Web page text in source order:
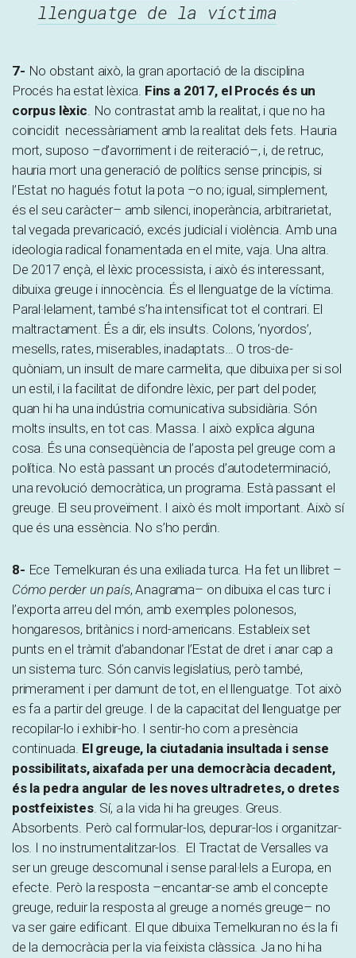
llenguatge de la víctima
7- No obstant això, la gran aportació de la disciplina
Procés ha estat lèxica. Fins a 2017, el Procés és un
corpus lèxic. No contrastat amb la realitat, i que no ha
coincidit necessàriament amb la realitat dels fets. Hauria
mort, suposo –d’avorriment i de reiteració–, i, de retruc,
hauria mort una generació de polítics sense principis, si
l’Estat no hagués fotut la pota –o no; igual, simplement,
és el seu caràcter– amb silenci, inoperància, arbitrarietat,
tal vegada prevaricació, excés judicial i violència. Amb una
ideologia radical fonamentada en el mite, vaja. Una altra.
De 2017 ençà, el lèxic processista, i això és interessant,
dibuixa greuge i innocència. És el llenguatge de la víctima.
Paral·lelament, també s’ha intensificat tot el contrari. El
maltractament. És a dir, els insults. Colons, ‘nyordos’,
mesells, rates, miserables, inadaptats… O tros-de-
quòniam, un insult de mare carmelita, que dibuixa per si sol
un estil, i la facilitat de difondre lèxic, per part del poder,
quan hi ha una indústria comunicativa subsidiària. Són
molts insults, en tot cas. Massa. I això explica alguna
cosa. És una conseqüència de l’aposta pel greuge com a
política. No està passant un procés d’autodeterminació,
una revolució democràtica, un programa. Està passant el
greuge. El seu proveïment. I això és molt important. Això sí
que és una essència. No s’ho perdin.
8- Ece Temelkuran és una exiliada turca. Ha fet un llibret –
Cómo perder un país, Anagrama– on dibuixa el cas turc i
l’exporta arreu del món, amb exemples polonesos,
hongaresos, britànics i nord-americans. Estableix set
punts en el tràmit d’abandonar l’Estat de dret i anar cap a
un sistema turc. Són canvis legislatius, però també,
primerament i per damunt de tot, en el llenguatge. Tot això
es fa a partir del greuge. I de la capacitat del llenguatge per
recopilar-lo i exhibir-ho. I sentir-ho com a presència
continuada. El greuge, la ciutadania insultada i sense
possibilitats, aixafada per una democràcia decadent,
és la pedra angular de les noves ultradretes, o dretes
postfeixistes. Sí, a la vida hi ha greuges. Greus.
Absorbents. Però cal formular-los, depurar-los i organitzar-
los. I no instrumentalitzar-los. El Tractat de Versalles va
ser un greuge descomunal i sense paral·lels a Europa, en
efecte. Però la resposta –encantar-se amb el concepte
greuge, reduir la resposta al greuge a només greuge– no
va ser gaire edificant. El que dibuixa Temelkuran no és la fi
de la democràcia per la via feixista clàssica. Ja no hi ha